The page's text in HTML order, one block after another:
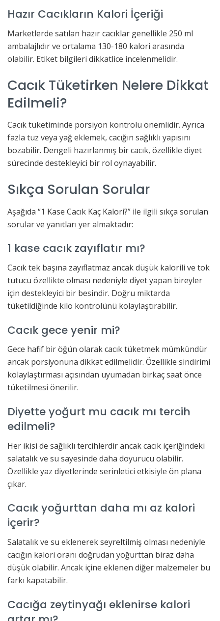
Hazır Cacıkların Kalori İçeriği
Marketlerde satılan hazır cacıklar genellikle 250 ml
ambalajlıdır ve ortalama 130-180 kalori arasında
olabilir. Etiket bilgileri dikkatlice incelenmelidir.
Cacık Tüketirken Nelere Dikkat
Edilmeli?
Cacık tüketiminde porsiyon kontrolü önemlidir. Ayrıca
fazla tuz veya yağ eklemek, cacığın sağlıklı yapısını
bozabilir. Dengeli hazırlanmış bir cacık, özellikle diyet
sürecinde destekleyici bir rol oynayabilir.
Sıkça Sorulan Sorular
Aşağıda “1 Kase Cacık Kaç Kalori?” ile ilgili sıkça sorulan
sorular ve yanıtları yer almaktadır:
1 kase cacık zayıflatır mı?
Cacık tek başına zayıflatmaz ancak düşük kalorili ve tok
tutucu özellikte olması nedeniyle diyet yapan bireyler
için destekleyici bir besindir. Doğru miktarda
tüketildiğinde kilo kontrolünü kolaylaştırabilir.
Cacık gece yenir mi?
Gece hafif bir öğün olarak cacık tüketmek mümkündür
ancak porsiyonuna dikkat edilmelidir. Özellikle sindirimi
kolaylaştırması açısından uyumadan birkaç saat önce
tüketilmesi önerilir.
Diyette yoğurt mu cacık mı tercih
edilmeli?
Her ikisi de sağlıklı tercihlerdir ancak cacık içeriğindeki
salatalık ve su sayesinde daha doyurucu olabilir.
Özellikle yaz diyetlerinde serinletici etkisiyle ön plana
çıkar.
Cacık yoğurttan daha mı az kalori
içerir?
Salatalık ve su eklenerek seyreltilmiş olması nedeniyle
cacığın kalori oranı doğrudan yoğurttan biraz daha
düşük olabilir. Ancak içine eklenen diğer malzemeler bu
farkı kapatabilir.
Cacığa zeytinyağı eklenirse kalori